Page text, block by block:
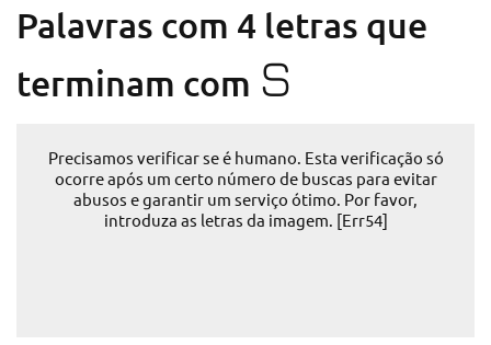
Palavras com 4 letras que
terminam com S
Precisamos verificar se é humano. Esta verificação só
ocorre após um certo número de buscas para evitar
abusos e garantir um serviço ótimo. Por favor,
introduza as letras da imagem. [Err54]